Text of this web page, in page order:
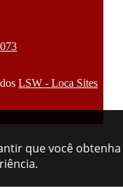
LSW - Loca Sites
que você obtenha